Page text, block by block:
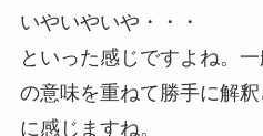
いやいやいや・・・
といった感じですよね。
の意味を重ねて勝手に解
に感じますね。